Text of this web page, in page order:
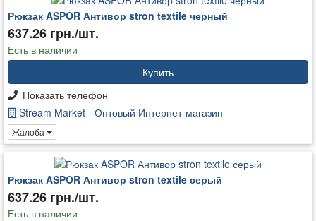
Рюкзак ASPOR Антивор stron textile черный
637.26 грн./шт.
Есть в наличии
Купить
Показать телефон
Stream Market - Оптовый Интернет-магазин
Жалоба
Рюкзак ASPOR Антивор stron textile серый
637.26 грн./шт.
Есть в наличии